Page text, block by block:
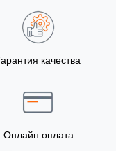
качества
Онлайн оплата